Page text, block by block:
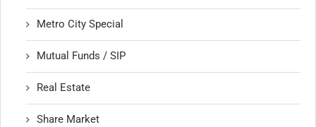
Metro City Special
Mutual Funds / SIP
Real Estate
Share Market